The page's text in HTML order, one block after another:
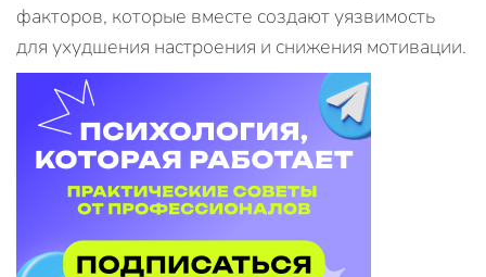
факторов, которые вместе создают уязвимость
для ухудшения настроения и снижения мотивации.